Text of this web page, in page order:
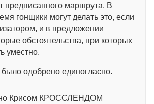
предписанного маршрута. В
гонщики могут делать это, если
и в предложении
обстоятельства, при которых
уместно.
одобрено единогласно.
Крисом КРОССЛЕНДОМ